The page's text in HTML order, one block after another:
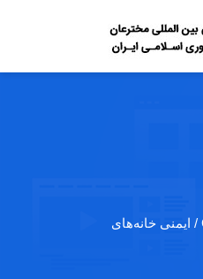
/ Case Study / ایمنی خانه‌های